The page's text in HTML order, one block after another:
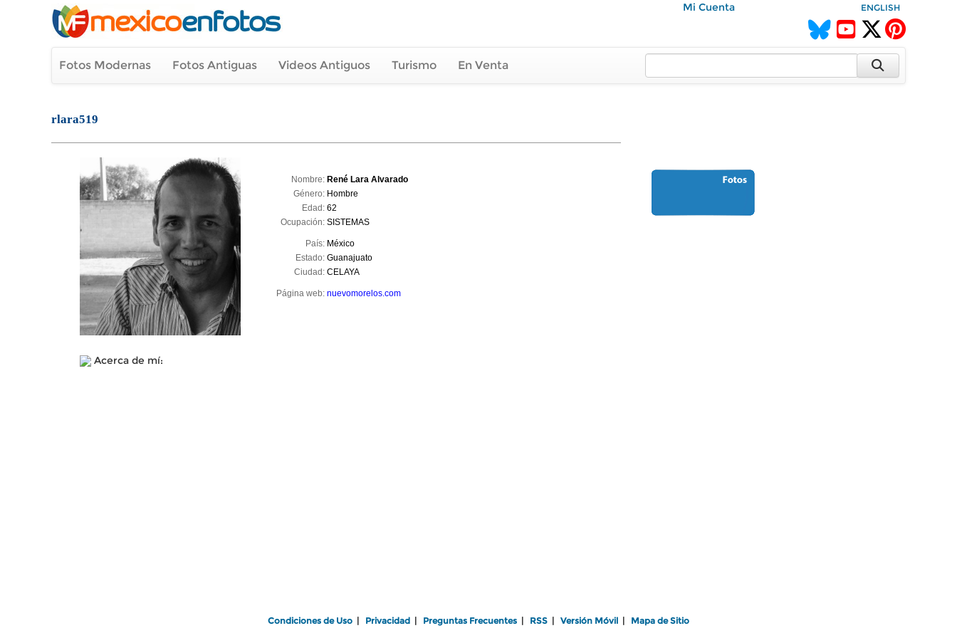
Mi Cuenta ENGLISH
Fotos Modernas Fotos Antiguas Videos Antiguos Turismo En Venta
rlara519
Nombre: René Lara Alvarado
Género: Hombre
Edad: 62
Ocupación: SISTEMAS
País: México
Estado: Guanajuato
Ciudad: CELAYA
Página web: nuevomorelos.com
Acerca de mí:
Condiciones de Uso Privacidad Preguntas Frecuentes RSS Versión Móvil Mapa de Sitio